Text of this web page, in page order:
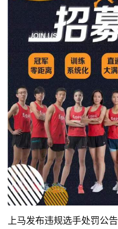
上马发布违规选手处罚公告